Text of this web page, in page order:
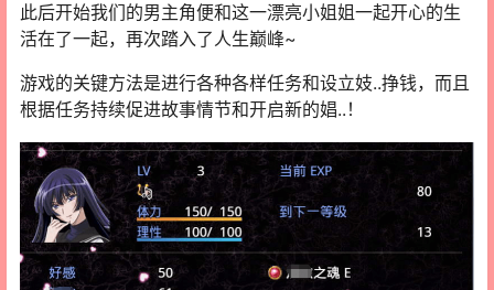
此后开始我们的男主角便和这一漂亮小姐姐一起开心的生
活在了一起，再次踏入了人生巅峰~
游戏的关键方法是进行各种各样任务和设立妓..挣钱，而且
根据任务持续促进故事情节和开启新的娼..！